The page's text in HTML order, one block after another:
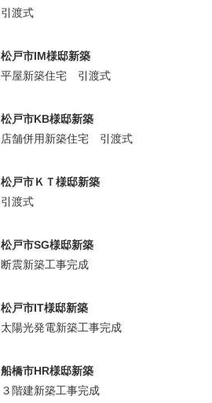
引渡式
松戸市IM様邸新築
平屋新築住宅 引渡式
松戸市KB様邸新築
店舗併用新築住宅 引渡式
松戸市ＫＴ様邸新築
引渡式
松戸市SG様邸新築
断震新築工事完成
松戸市IT様邸新築
太陽光発電新築工事完成
船橋市HR様邸新築
３階建新築工事完成